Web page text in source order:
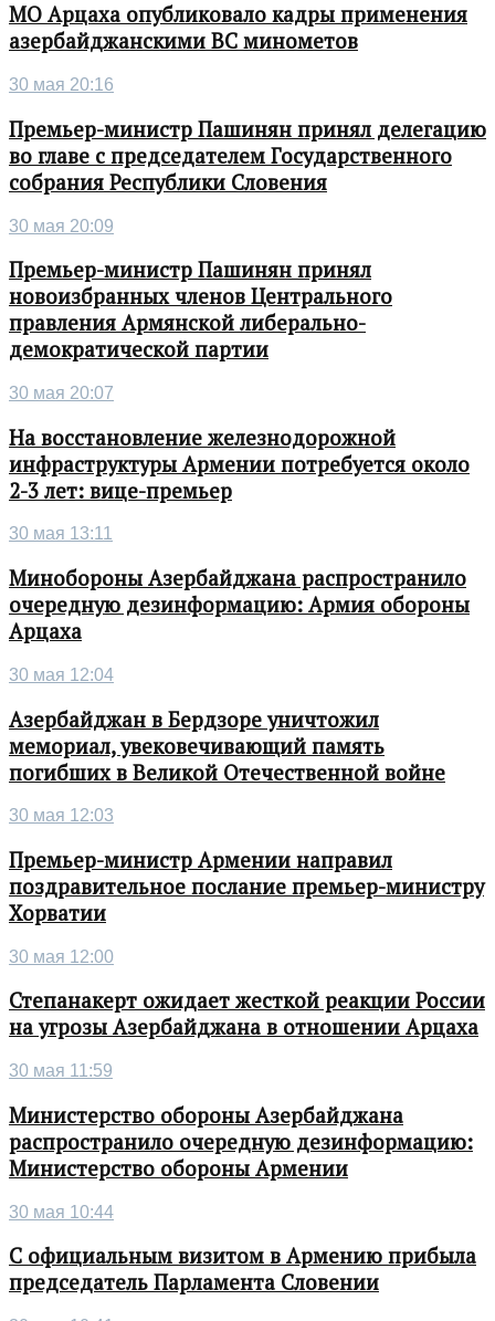
МО Арцаха опубликовало кадры применения
азербайджанскими ВС минометов
30 мая 20:16
Премьер-министр Пашинян принял делегацию
во главе с председателем Государственного
собрания Республики Словения
30 мая 20:09
Премьер-министр Пашинян принял
новоизбранных членов Центрального
правления Армянской либерально-
демократической партии
30 мая 20:07
На восстановление железнодорожной
инфраструктуры Армении потребуется около
2-3 лет: вице-премьер
30 мая 13:11
Минобороны Азербайджана распространило
очередную дезинформацию: Армия обороны
Арцаха
30 мая 12:04
Азербайджан в Бердзоре уничтожил
мемориал, увековечивающий память
погибших в Великой Отечественной войне
30 мая 12:03
Премьер-министр Армении направил
поздравительное послание премьер-министру
Хорватии
30 мая 12:00
Степанакерт ожидает жесткой реакции России
на угрозы Азербайджана в отношении Арцаха
30 мая 11:59
Министерство обороны Азербайджана
распространило очередную дезинформацию:
Министерство обороны Армении
30 мая 10:44
С официальным визитом в Армению прибыла
председатель Парламента Словении